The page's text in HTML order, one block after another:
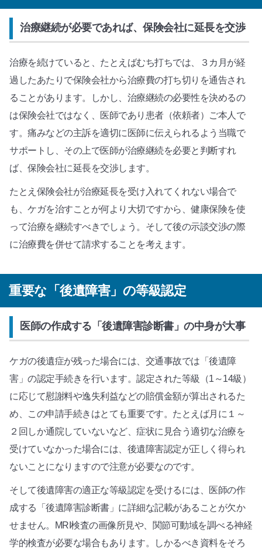
治療継続が必要であれば、保険会社に延長を交渉
治療を続けていると、たとえばむち打ちでは、３カ月が経
過したあたりで保険会社から治療費の打ち切りを通告され
ることがあります。しかし、治療継続の必要性を決めるの
は保険会社ではなく、医師であり患者（依頼者）ご本人で
す。痛みなどの主訴を適切に医師に伝えられるよう当職で
サポートし、その上で医師が治療継続を必要と判断すれ
ば、保険会社に延長を交渉します。
たとえ保険会社が治療延長を受け入れてくれない場合で
も、ケガを治すことが何より大切ですから、健康保険を使
って治療を継続すべきでしょう。そして後の示談交渉の際
に治療費を併せて請求することを考えます。
重要な「後遺障害」の等級認定
医師の作成する「後遺障害診断書」の中身が大事
ケガの後遺症が残った場合には、交通事故では「後遺障
害」の認定手続きを行います。認定された等級（1～14級）
に応じて慰謝料や逸失利益などの賠償金額が算出されるた
め、この申請手続きはとても重要です。たとえば月に１～
２回しか通院していないなど、症状に見合う適切な治療を
受けていなかった場合には、後遺障害認定が正しく得られ
ないことになりますので注意が必要なのです。
そして後遺障害の適正な等級認定を受けるには、医師の作
成する「後遺障害診断書」に詳細な記載があることが欠か
せません。MRI検査の画像所見や、関節可動域を調べる神経
学的検査が必要な場合もあります。しかるべき資料をそろ